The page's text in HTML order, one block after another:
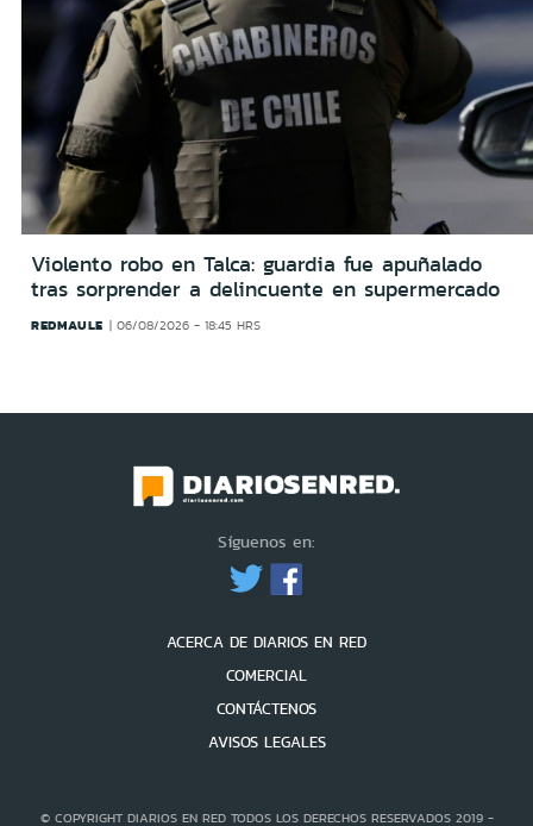
Violento robo en Talca: guardia fue apuñalado
tras sorprender a delincuente en supermercado
REDMAULE 06/08/2026 - 18:45 HRS
Síguenos en:
ACERCA DE DIARIOS EN RED
COMERCIAL
CONTÁCTENOS
AVISOS LEGALES
© COPYRIGHT DIARIOS EN RED TODOS LOS DERECHOS RESERVADOS 2019 -